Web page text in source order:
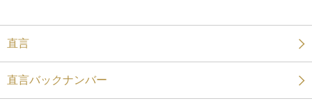
直言
直言バックナンバー